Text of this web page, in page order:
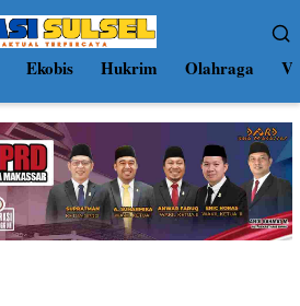
Ekobis Hukrim Olahraga